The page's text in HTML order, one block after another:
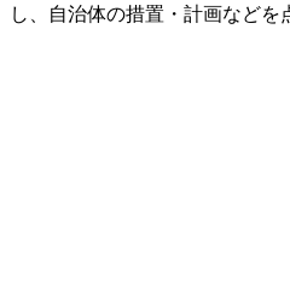
し、自治体の措置・計画などを